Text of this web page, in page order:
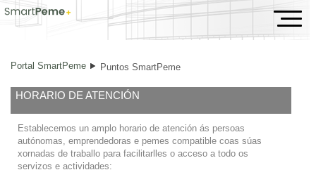
Puntos SmartPeme
Portal SmartPeme Puntos SmartPeme
HORARIO DE ATENCIÓN
Establecemos un amplo horario de atención ás persoas
autónomas, emprendedoras e pemes compatible coas súas
xornadas de traballo para facilitarlles o acceso a todo os
servizos e actividades: